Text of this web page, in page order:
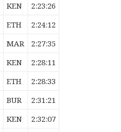
KEN
2:23:26
ETH
2:24:12
MAR
2:27:35
KEN
2:28:11
ETH
2:28:33
BUR
2:31:21
KEN
2:32:07